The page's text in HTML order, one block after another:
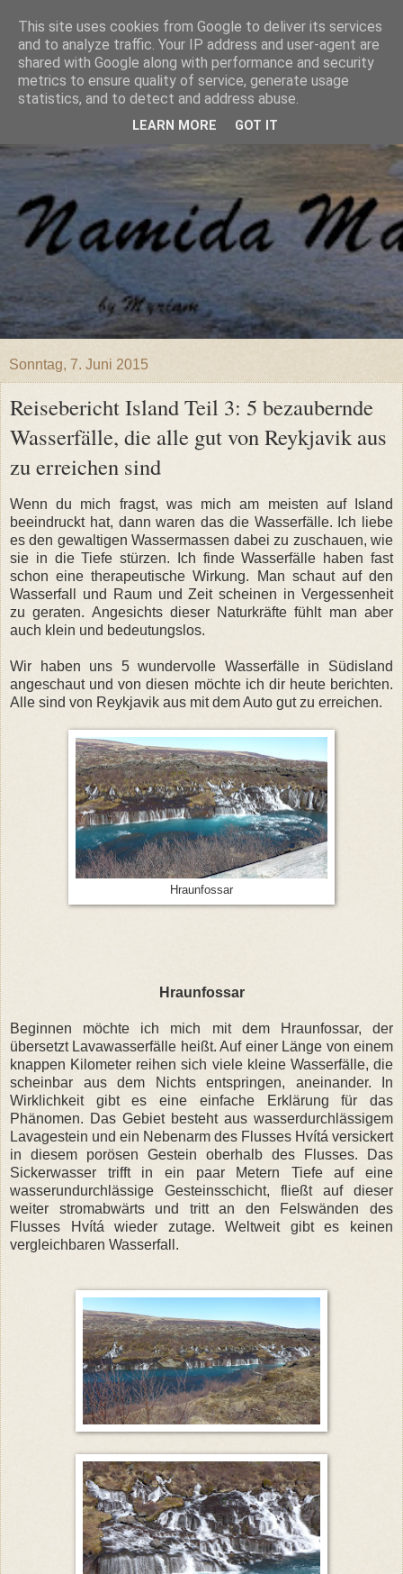
Sonntag, 7. Juni 2015
Reisebericht Island Teil 3: 5 bezaubernde
Wasserfälle, die alle gut von Reykjavik aus
zu erreichen sind
Wenn du mich fragst, was mich am meisten auf Island
beeindruckt hat, dann waren das die Wasserfälle. Ich liebe
es den gewaltigen Wassermassen dabei zu zuschauen, wie
sie in die Tiefe stürzen. Ich finde Wasserfälle haben fast
schon eine therapeutische Wirkung. Man schaut auf den
Wasserfall und Raum und Zeit scheinen in Vergessenheit
zu geraten. Angesichts dieser Naturkräfte fühlt man aber
auch klein und bedeutungslos.
Wir haben uns 5 wundervolle Wasserfälle in Südisland
angeschaut und von diesen möchte ich dir heute berichten.
Alle sind von Reykjavik aus mit dem Auto gut zu erreichen.
Hraunfossar
Hraunfossar
Beginnen möchte ich mich mit dem Hraunfossar, der
übersetzt Lavawasserfälle heißt. Auf einer Länge von einem
knappen Kilometer reihen sich viele kleine Wasserfälle, die
scheinbar aus dem Nichts entspringen, aneinander. In
Wirklichkeit gibt es eine einfache Erklärung für das
Phänomen. Das Gebiet besteht aus wasserdurchlässigem
Lavagestein und ein Nebenarm des Flusses Hvítá versickert
in diesem porösen Gestein oberhalb des Flusses. Das
Sickerwasser trifft in ein paar Metern Tiefe auf eine
wasserundurchlässige Gesteinsschicht, fließt auf dieser
weiter stromabwärts und tritt an den Felswänden des
Flusses Hvítá wieder zutage. Weltweit gibt es keinen
vergleichbaren Wasserfall.
This site uses cookies from Google to deliver its services
and to analyze traffic. Your IP address and user-agent are
shared with Google along with performance and security
metrics to ensure quality of service, generate usage
statistics, and to detect and address abuse.
LEARN MORE GOT IT